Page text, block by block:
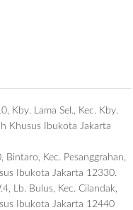
Kby. Lama Sel., Kec. Kby.
Khusus Ibukota Jakarta
Bintaro, Kec. Pesanggrahan,
Ibukota Jakarta 12330.
Lb. Bulus, Kec. Cilandak,
Ibukota Jakarta 12440